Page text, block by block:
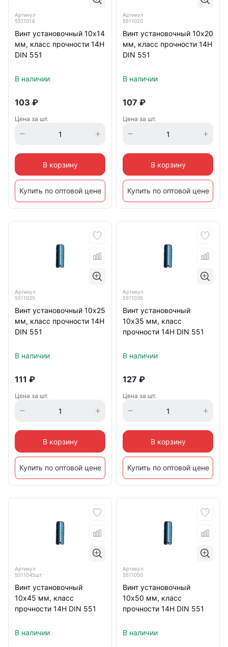
Артикул
5511014
Винт установочный 10х14
мм, класс прочности 14Н
DIN 551
В наличии
103 ₽
Цена за шт.
В корзину
Купить по оптовой цене
Артикул
5511020
Винт установочный 10х20
мм, класс прочности 14Н
DIN 551
В наличии
107 ₽
Цена за шт.
В корзину
Купить по оптовой цене
Артикул
5511025
Винт установочный 10х25
мм, класс прочности 14Н
DIN 551
В наличии
111 ₽
Цена за шт.
В корзину
Купить по оптовой цене
Артикул
5511035
Винт установочный
10х35 мм, класс
прочности 14H DIN 551
В наличии
127 ₽
Цена за шт.
В корзину
Купить по оптовой цене
Артикул
5511045шт
Винт установочный
10х45 мм, класс
прочности 14Н DIN 551
В наличии
Артикул
5511050
Винт установочный
10х50 мм, класс
прочности 14Н DIN 551
В наличии